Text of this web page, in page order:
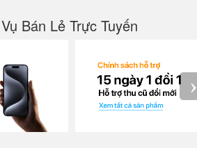
Bán Lẻ Trực Tuyến
›